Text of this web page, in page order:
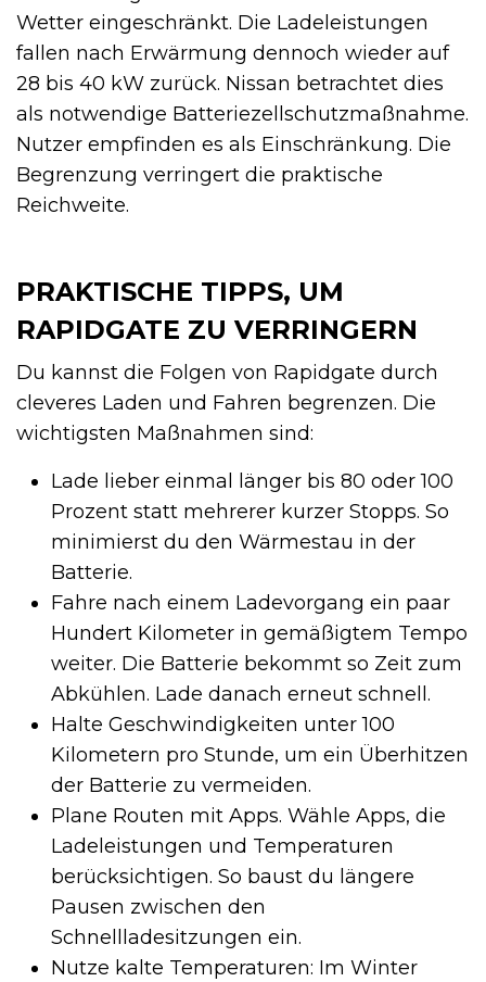
Wetter eingeschränkt. Die Ladeleistungen
fallen nach Erwärmung dennoch wieder auf
28 bis 40 kW zurück. Nissan betrachtet dies
als notwendige Batteriezellschutzmaßnahme.
Nutzer empfinden es als Einschränkung. Die
Begrenzung verringert die praktische
Reichweite.
PRAKTISCHE TIPPS, UM
RAPIDGATE ZU VERRINGERN
Du kannst die Folgen von Rapidgate durch
cleveres Laden und Fahren begrenzen. Die
wichtigsten Maßnahmen sind:
Lade lieber einmal länger bis 80 oder 100
Prozent statt mehrerer kurzer Stopps. So
minimierst du den Wärmestau in der
Batterie.
Fahre nach einem Ladevorgang ein paar
Hundert Kilometer in gemäßigtem Tempo
weiter. Die Batterie bekommt so Zeit zum
Abkühlen. Lade danach erneut schnell.
Halte Geschwindigkeiten unter 100
Kilometern pro Stunde, um ein Überhitzen
der Batterie zu vermeiden.
Plane Routen mit Apps. Wähle Apps, die
Ladeleistungen und Temperaturen
berücksichtigen. So baust du längere
Pausen zwischen den
Schnellladesitzungen ein.
Nutze kalte Temperaturen: Im Winter